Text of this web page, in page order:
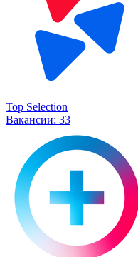
Top Selection
Вакансии: 33